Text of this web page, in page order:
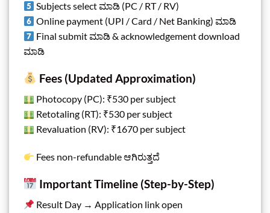
Subjects select ಮಾಡಿ (PC / RT / RV)
Online payment (UPI / Card / Net Banking) ಮಾಡಿ
Final submit ಮಾಡಿ & acknowledgement download
ಮಾಡಿ
Fees (Updated Approximation)
Photocopy (PC): ₹530 per subject
Retotaling (RT): ₹530 per subject
Revaluation (RV): ₹1670 per subject
Fees non-refundable ಆಗಿರುತ್ತದೆ
Important Timeline (Step-by-Step)
Result Day → Application link open